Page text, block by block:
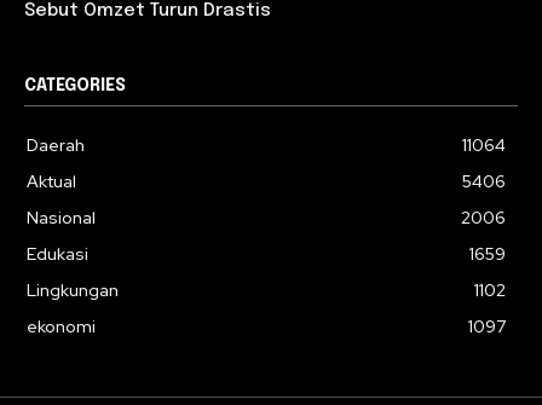
Sebut Omzet Turun Drastis
CATEGORIES
Daerah
11064
Aktual
5406
Nasional
2006
Edukasi
1659
Lingkungan
1102
ekonomi
1097